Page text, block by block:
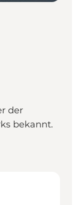
der
bekannt.